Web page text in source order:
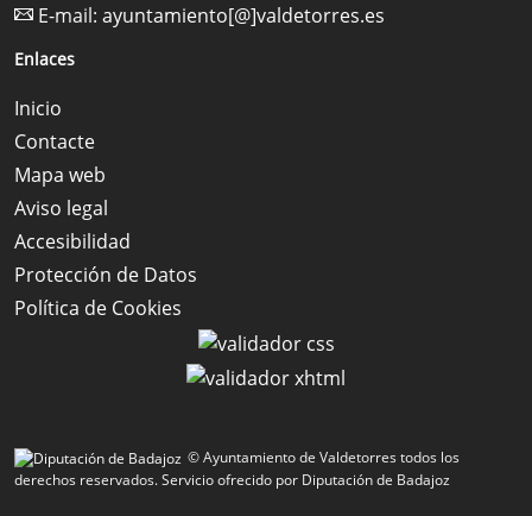
E-mail: ayuntamiento[@]valdetorres.es
Enlaces
Inicio
Contacte
Mapa web
Aviso legal
Accesibilidad
Protección de Datos
Política de Cookies
© Ayuntamiento de Valdetorres todos los
derechos reservados.Servicio ofrecido por Diputación de Badajoz